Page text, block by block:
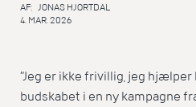
AF: JONAS HJORTDAL
4. MAR. 2026
”Jeg er ikke frivillig, jeg hjælper
budskabet i en ny kampagne